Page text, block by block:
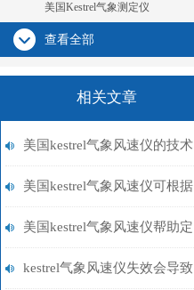
美国Kestrel气象测定仪
查看全部
相关文章
美国kestrel气象风速仪的技术
特点与使用优势概述
美国kestrel气象风速仪可根据
不同需求选择不同的测量模式
美国kestrel气象风速仪帮助定
性的科学分析
kestrel气象风速仪失效会导致